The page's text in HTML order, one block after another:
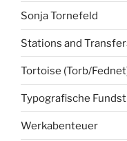
Sonja Tornefeld
Stations and
Tortoise (Torb/
Typografische
Werkabenteuer